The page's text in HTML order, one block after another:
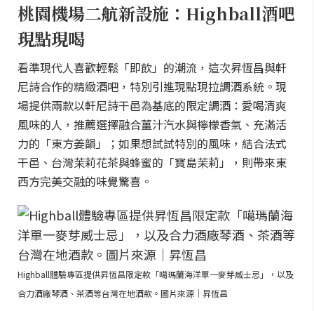
桃園機場二航新設施：Highball酒吧
現點現喝
看準現代人喜歡輕鬆「即飲」的潮流，這次昇恆昌與軒
尼詩合作的精緻酒吧，特別引進現點現拉調酒系統。現
場提供兩款以軒尼詩干邑為基底的限定調酒：愛喝清爽
風味的人，推薦選擇融合薑汁汽水與檸檬香氣、充滿活
力的「東方姜韻」；如果想試試特別的風味，結合法式
干邑、台灣茉莉花茶與蜂蜜的「寶島茉莉」，則帶來東
西方完美交融的味覺驚喜。
Highball體驗專區提供昇恆昌限定款「噶瑪蘭海洋單一麥芽威士忌」，以及
合力酒廠琴酒、茶酒等台灣在地酒款。圖片來源｜昇恆昌